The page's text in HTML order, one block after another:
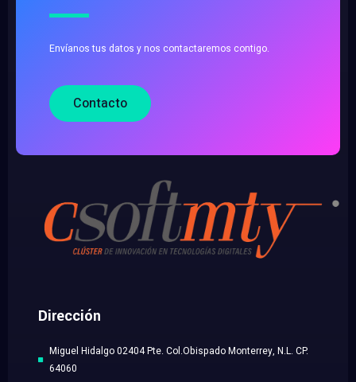
Envíanos tus datos y nos contactaremos contigo.
Contacto
Dirección
Miguel Hidalgo 02404 Pte. Col.Obispado Monterrey, N.L. CP.
64060